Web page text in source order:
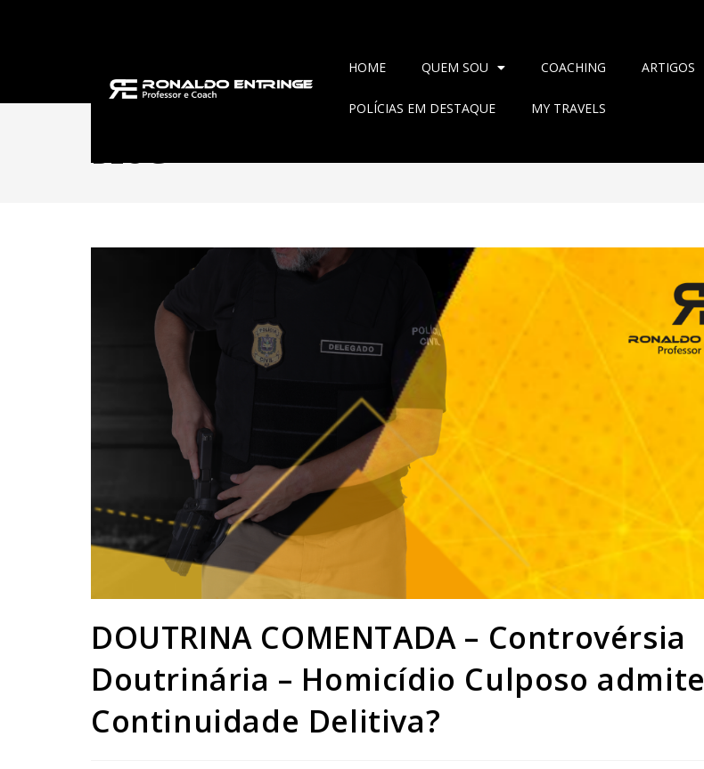
HOME QUEM SOU COACHING ARTIGOS
POLÍCIAS EM DESTAQUE MY TRAVELS
BLOG
DOUTRINA COMENTADA – Controvérsia
Doutrinária – Homicídio Culposo admite
Continuidade Delitiva?